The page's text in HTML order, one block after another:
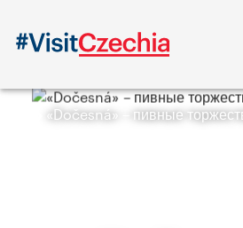
«Dočesná» – пивные